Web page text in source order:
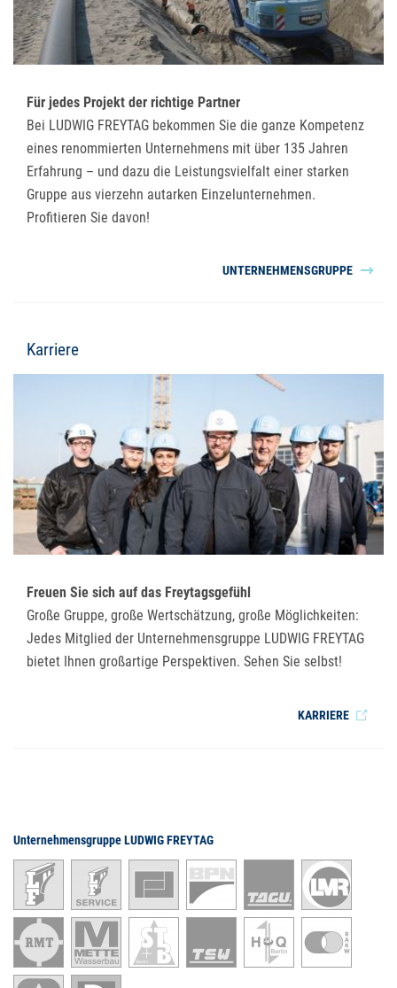
Für jedes Projekt der richtige Partner
Bei LUDWIG FREYTAG bekommen Sie die ganze Kompetenz
eines renommierten Unternehmens mit über 135 Jahren
Erfahrung – und dazu die Leistungsvielfalt einer starken
Gruppe aus vierzehn autarken Einzelunternehmen.
Profitieren Sie davon!
UNTERNEHMENSGRUPPE
Karriere
Freuen Sie sich auf das Freytagsgefühl
Große Gruppe, große Wertschätzung, große Möglichkeiten:
Jedes Mitglied der Unternehmensgruppe LUDWIG FREYTAG
bietet Ihnen großartige Perspektiven. Sehen Sie selbst!
KARRIERE
Unternehmensgruppe LUDWIG FREYTAG